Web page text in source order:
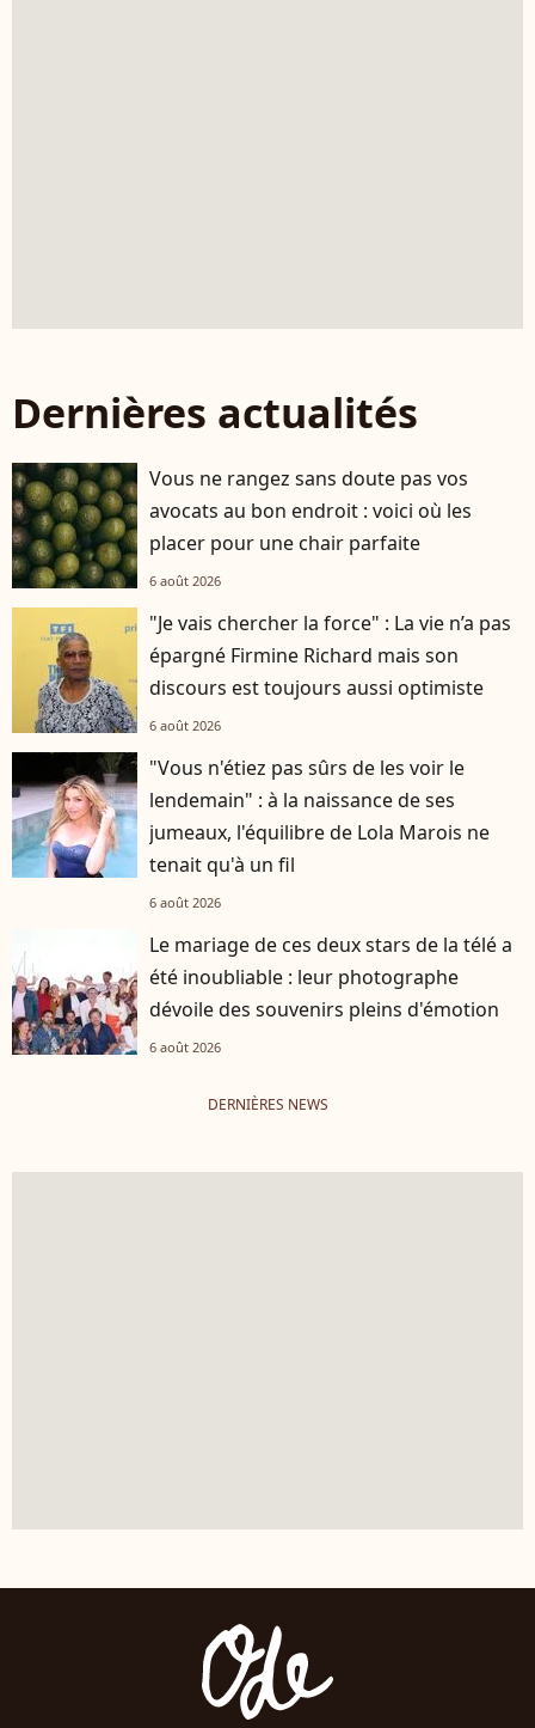
Dernières actualités
Vous ne rangez sans doute pas vos
avocats au bon endroit : voici où les
placer pour une chair parfaite
6 août 2026
"Je vais chercher la force" : La vie n’a pas
épargné Firmine Richard mais son
discours est toujours aussi optimiste
6 août 2026
"Vous n'étiez pas sûrs de les voir le
lendemain" : à la naissance de ses
jumeaux, l'équilibre de Lola Marois ne
tenait qu'à un fil
6 août 2026
Le mariage de ces deux stars de la télé a
été inoubliable : leur photographe
dévoile des souvenirs pleins d'émotion
6 août 2026
DERNIÈRES NEWS